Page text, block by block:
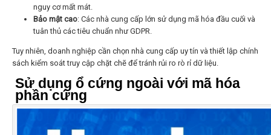
nguy cơ mất mát.
Bảo mật cao: Các nhà cung cấp lớn sử dụng mã hóa đầu cuối và
tuân thủ các tiêu chuẩn như GDPR.
Tuy nhiên, doanh nghiệp cần chọn nhà cung cấp uy tín và thiết lập chính
sách kiểm soát truy cập chặt chẽ để tránh rủi ro rò rỉ dữ liệu.
Sử dụng ổ cứng ngoài với mã hóa
phần cứng